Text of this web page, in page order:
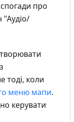
про
"Аудіо/
тоді, коли
меню мапи.
керувати